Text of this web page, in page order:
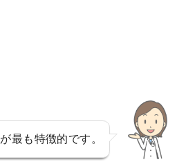
最も特徴的です。